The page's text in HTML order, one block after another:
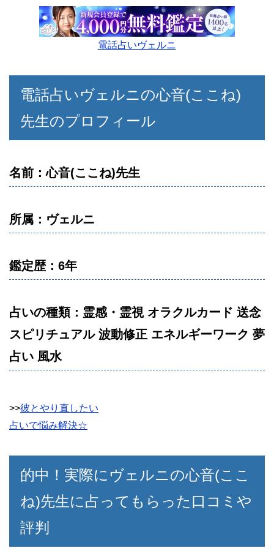
電話占いヴェルニ
電話占いヴェルニの心音(ここね)
先生のプロフィール
名前：心音(ここね)先生
所属：ヴェルニ
鑑定歴：6年
占いの種類：霊感・霊視 オラクルカード 送念
スピリチュアル 波動修正 エネルギーワーク 夢
占い 風水
>>彼とやり直したい
占いで悩み解決☆
的中！実際にヴェルニの心音(ここ
ね)先生に占ってもらった口コミや
評判